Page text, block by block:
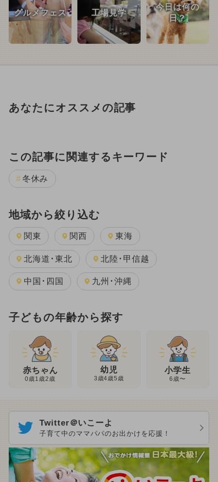
グルメフェス 工場見学
今日は何の
日？
あなたにオススメの記事
この記事に関連するキーワード
冬休み
地域から絞り込む
関東 関西 東海
北海道･東北 北陸･甲信越
中国･四国 九州･沖縄
子どもの年齢から探す
赤ちゃん
0歳1歳2歳
幼児
3歳4歳5歳
小学生
6歳〜
Twitter＠いこーよ
子育て中のママパパのお出かけを応援！